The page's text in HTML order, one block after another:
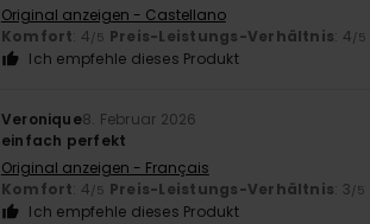
Original anzeigen - Castellano
Komfort: 4/5 Preis-Leistungs-Verhältnis: 4/5
Ich empfehle dieses Produkt
Veronique8. Februar 2026
einfach perfekt
Original anzeigen - Français
Komfort: 4/5 Preis-Leistungs-Verhältnis: 3/5
Ich empfehle dieses Produkt